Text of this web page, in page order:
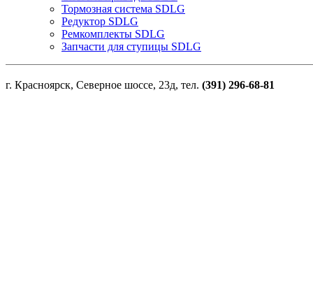
Тормозная система SDLG
Редуктор SDLG
Ремкомплекты SDLG
Запчасти для ступицы SDLG
г. Красноярск, Северное шоссе, 23д, тел. (391) 296-68-81